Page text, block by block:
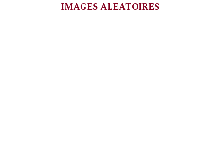
IMAGES ALEATOIRES